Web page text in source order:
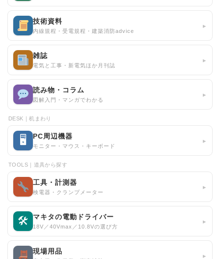
技術資料
内線規程・受電規程・建築消防advice
▸
雑誌
電気と工事・新電気ほか月刊誌
▸
読み物・コラム
図解入門・マンガでわかる
▸
DESK｜机まわり
🖥 PC周辺機器
モニター・マウス・キーボード
▸
TOOLS｜道具から探す
工具・計測器
検電器・クランプメーター
▸
🛠 マキタの電動ドライバー
18V／40Vmax／10.8Vの選び方
▸
現場用品
▸